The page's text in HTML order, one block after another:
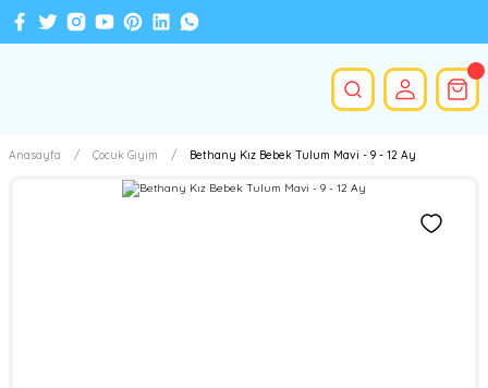
Anasayfa Çocuk Giyim Bethany Kız Bebek Tulum Mavi - 9 - 12 Ay